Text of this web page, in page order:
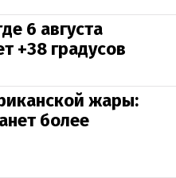
6 августа
+38 градусов
жары:
более